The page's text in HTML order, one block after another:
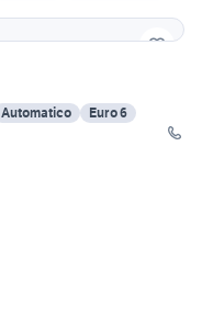
Automatico
Euro 6